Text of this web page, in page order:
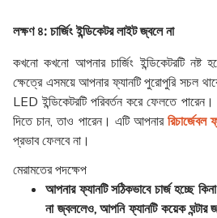
লক্ষণ ৪: চার্জিং ইন্ডিকেটর লাইট জ্বলে না
কখনো কখনো আপনার চার্জিং ইন্ডিকেটরটি নষ্ট
ক্ষেত্রে এসময়ে আপনার ফ্যানটি পুরোপুরি সচল
LED ইন্ডিকেটরটি পরিবর্তন করে ফেলতে
দিতে চান, তাও পারেন। এটি আপনাররিচার্জেবল
প্রভাব ফেলবে না।
মেরামতের পদক্ষেপ
আপনার ফ্যানটি সঠিকভাবে চার্জ হচ্ছে
না জ্বললেও, আপনি ফ্যানটি কয়েক